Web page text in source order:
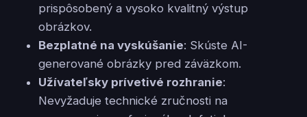
prispôsobený a vysoko kvalitný výstup
obrázkov.
Bezplatné na vyskúšanie: Skúste AI-
generované obrázky pred záväzkom.
Užívateľsky prívetivé rozhranie:
Nevyžaduje technické zručnosti na